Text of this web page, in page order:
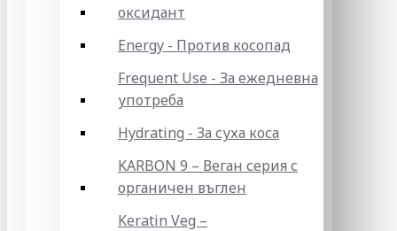
оксидант
Energy - Против косопад
Frequent Use - За ежедневна
употреба
Hydrating - За суха коса
KARBON 9 – Веган серия с
органичен въглен
Keratin Veg –